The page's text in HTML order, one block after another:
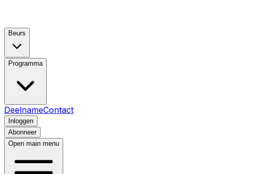
Beurs
Programma
DeelnameContact
Inloggen
Abonneer
Open main menu